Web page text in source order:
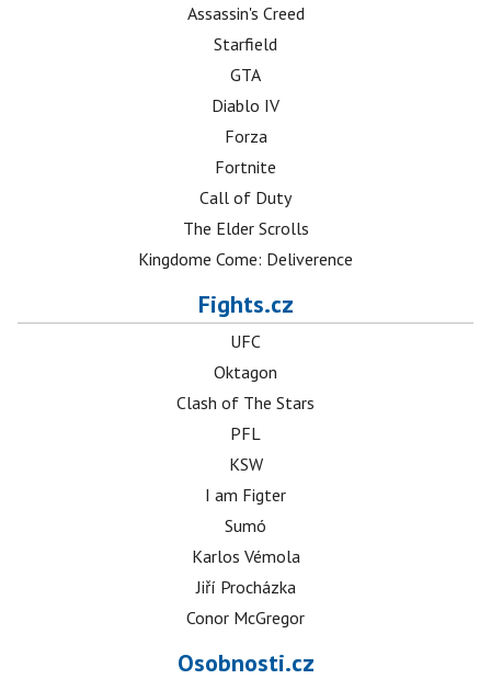
Assassin's Creed
Starfield
GTA
Diablo IV
Forza
Fortnite
Call of Duty
The Elder Scrolls
Kingdome Come: Deliverence
Fights.cz
UFC
Oktagon
Clash of The Stars
PFL
KSW
I am Figter
Sumó
Karlos Vémola
Jiří Procházka
Conor McGregor
Osobnosti.cz